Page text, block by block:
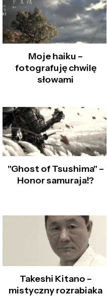
Moje haiku –
fotografuję chwilę
słowami
"Ghost of Tsushima" –
Honor samuraja!?
Takeshi Kitano –
mistyczny rozrabiaka